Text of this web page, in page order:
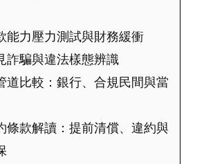
能力壓力測試與財務緩衝
詐騙與違法樣態辨識
道比較：銀行、合規民間與當
條款解讀：提前清償、違約與